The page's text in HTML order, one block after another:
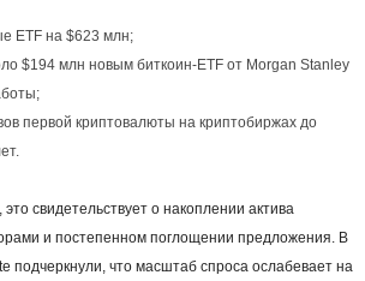
ETF на $623 млн;
$194 млн новым биткоин-ETF от Morgan Stanley
первой криптовалюты на криптобиржах до
свидетельствует о накоплении актива
и постепенном поглощении предложения. В
подчеркнули, что масштаб спроса ослабевает на